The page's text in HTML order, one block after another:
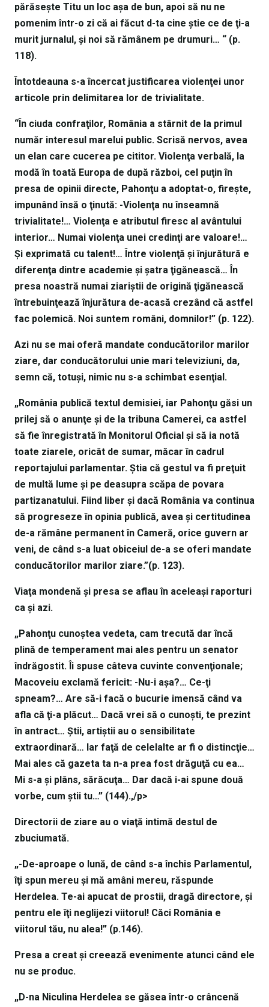
părăseşte Titu un loc aşa de bun, apoi să nu ne
pomenim într-o zi că ai făcut d-ta cine ştie ce de ţi-a
murit jurnalul, şi noi să rămânem pe drumuri… “ (p.
118).
Întotdeauna s-a încercat justificarea violenţei unor
articole prin delimitarea lor de trivialitate.
“În ciuda confraţilor, România a stârnit de la primul
număr interesul marelui public. Scrisă nervos, avea
un elan care cucerea pe cititor. Violenţa verbală, la
modă în toată Europa de după război, cel puţin în
presa de opinii directe, Pahonţu a adoptat-o, fireşte,
impunând însă o ţinută: -Violenţa nu înseamnă
trivialitate!… Violenţa e atributul firesc al avântului
interior… Numai violenţa unei credinţi are valoare!…
Şi exprimată cu talent!… Între violenţă şi înjurătură e
diferenţa dintre academie şi şatra ţigănească… În
presa noastră numai ziariştii de origină ţigănească
întrebuinţează înjurătura de-acasă crezând că astfel
fac polemică. Noi suntem români, domnilor!” (p. 122).
Azi nu se mai oferă mandate conducătorilor marilor
ziare, dar conducătorului unie mari televiziuni, da,
semn că, totuşi, nimic nu s-a schimbat esenţial.
„România publică textul demisiei, iar Pahonţu găsi un
prilej să o anunţe şi de la tribuna Camerei, ca astfel
să fie înregistrată în Monitorul Oficial şi să ia notă
toate ziarele, oricât de sumar, măcar în cadrul
reportajului parlamentar. Ştia că gestul va fi preţuit
de multă lume şi pe deasupra scăpa de povara
partizanatului. Fiind liber şi dacă România va continua
să progreseze în opinia publică, avea şi certitudinea
de-a rămâne permanent în Cameră, orice guvern ar
veni, de când s-a luat obiceiul de-a se oferi mandate
conducătorilor marilor ziare.”(p. 123).
Viaţa mondenă şi presa se aflau în aceleaşi raporturi
ca şi azi.
„Pahonţu cunoştea vedeta, cam trecută dar încă
plină de temperament mai ales pentru un senator
îndrăgostit. Îi spuse câteva cuvinte convenţionale;
Macoveiu exclamă fericit: -Nu-i aşa?… Ce-ţi
spneam?… Are să-i facă o bucurie imensă când va
afla că ţi-a plăcut… Dacă vrei să o cunoşti, te prezint
în antract… Ştii, artiştii au o sensibilitate
extraordinară… Iar faţă de celelalte ar fi o distincţie…
Mai ales că gazeta ta n-a prea fost drăguţă cu ea…
Mi s-a şi plâns, sărăcuţa… Dar dacă i-ai spune două
vorbe, cum ştii tu…” (144).,/p>
Directorii de ziare au o viaţă intimă destul de
zbuciumată.
„-De-aproape o lună, de când s-a închis Parlamentul,
îţi spun mereu şi mă amâni mereu, răspunde
Herdelea. Te-ai apucat de prostii, dragă directore, şi
pentru ele îţi neglijezi viitorul! Căci România e
viitorul tău, nu alea!” (p.146).
Presa a creat şi creează evenimente atunci când ele
nu se produc.
„D-na Niculina Herdelea se găsea într-o crâncenă